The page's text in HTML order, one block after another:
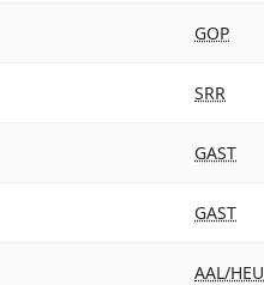
GOP
SRR
GAST
GAST
AAL/HEU